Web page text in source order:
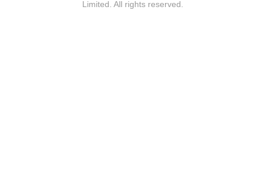
Limited. All rights reserved.